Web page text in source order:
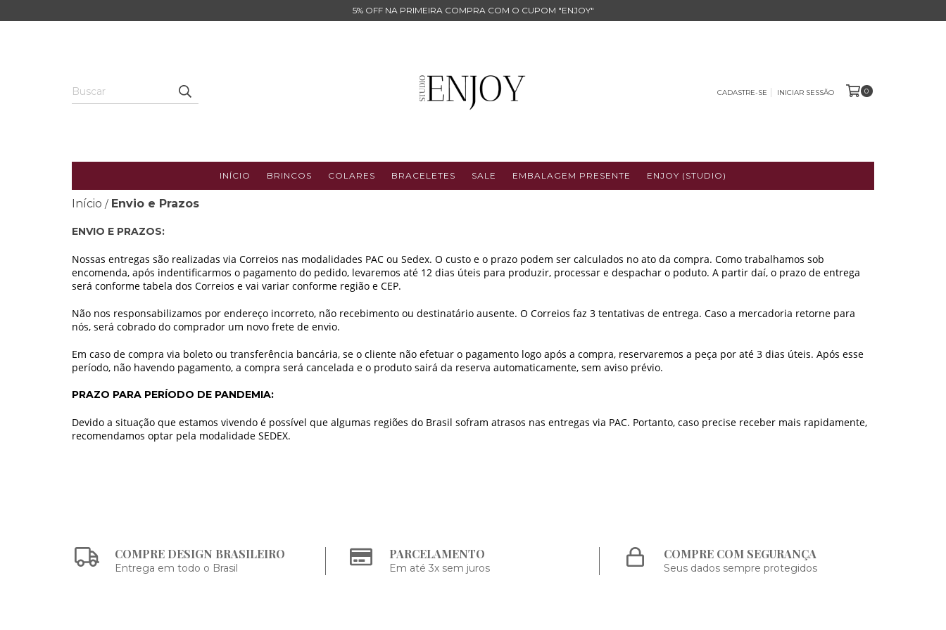
5% OFF NA PRIMEIRA COMPRA COM O CUPOM "ENJOY"
CADASTRE-SE INICIAR SESSÃO 0
INÍCIO BRINCOS COLARES BRACELETES SALE EMBALAGEM PRESENTE ENJOY (STUDIO)
Início / Envio e Prazos
ENVIO E PRAZOS:
Nossas entregas são realizadas via Correios nas modalidades PAC ou Sedex. O custo e o prazo podem ser calculados no ato da compra. Como trabalhamos sob
encomenda, após indentificarmos o pagamento do pedido, levaremos até 12 dias úteis para produzir, processar e despachar o poduto. A partir daí, o prazo de entrega
será conforme tabela dos Correios e vai variar conforme região e CEP.
Não nos responsabilizamos por endereço incorreto, não recebimento ou destinatário ausente. O Correios faz 3 tentativas de entrega. Caso a mercadoria retorne para
nós, será cobrado do comprador um novo frete de envio.
Em caso de compra via boleto ou transferência bancária, se o cliente não efetuar o pagamento logo após a compra, reservaremos a peça por até 3 dias úteis. Após esse
período, não havendo pagamento, a compra será cancelada e o produto sairá da reserva automaticamente, sem aviso prévio.
PRAZO PARA PERÍODO DE PANDEMIA:
Devido a situação que estamos vivendo é possível que algumas regiões do Brasil sofram atrasos nas entregas via PAC. Portanto, caso precise receber mais rapidamente,
recomendamos optar pela modalidade SEDEX.
COMPRE DESIGN BRASILEIRO
Entrega em todo o Brasil
PARCELAMENTO
Em até 3x sem juros
COMPRE COM SEGURANÇA
Seus dados sempre protegidos